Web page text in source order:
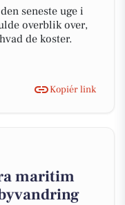
seneste uge i
overblik over,
de koster.
Kopiér link
maritim